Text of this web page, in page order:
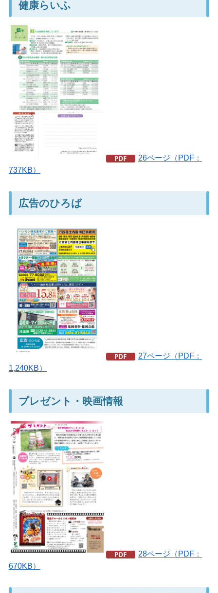
健康らいふ
26ページ（PDF：
737KB）
広告のひろば
27ページ（PDF：
1,240KB）
プレゼント・映画情報
28ページ（PDF：
670KB）